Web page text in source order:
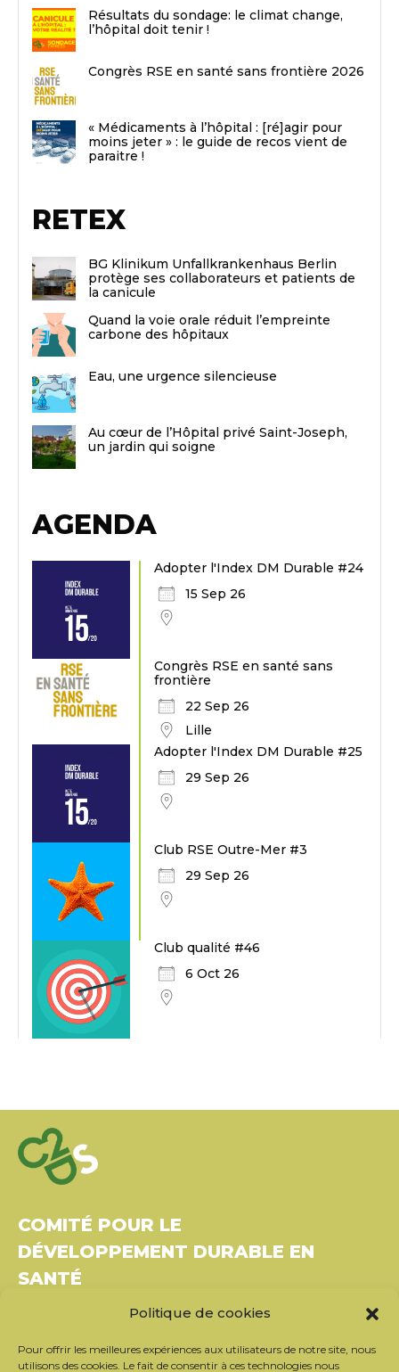
Politique de cookies
Pour offrir les meilleures expériences aux utilisateurs de notre site, nous
utilisons des cookies. Le fait de consentir à ces technologies nous
Résultats du sondage: le climat change,
l’hôpital doit tenir !
Congrès RSE en santé sans frontière 2026
« Médicaments à l’hôpital : [ré]agir pour
moins jeter » : le guide de recos vient de
paraitre !
RETEX
BG Klinikum Unfallkrankenhaus Berlin
protège ses collaborateurs et patients de
la canicule
Quand la voie orale réduit l’empreinte
carbone des hôpitaux
Eau, une urgence silencieuse
Au cœur de l’Hôpital privé Saint-Joseph,
un jardin qui soigne
AGENDA
Adopter l'Index DM Durable #24
15 Sep 26
Congrès RSE en santé sans
frontière
22 Sep 26
Lille
Adopter l'Index DM Durable #25
29 Sep 26
Club RSE Outre-Mer #3
29 Sep 26
Club qualité #46
6 Oct 26
COMITÉ POUR LE
DÉVELOPPEMENT DURABLE EN
SANTÉ
Bâtiment Le Rubixco, 1 rue Bernard Maris
Tél. : 06 26 49 36 81 – contact@c2ds.eu